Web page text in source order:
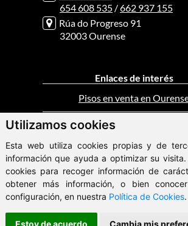
Utilizamos cookies
Esta web utiliza cookies propias y de
información que ayuda a optimizar su
cookies para recoger información de
obtener más información, o bien
configuración, en nuestra Política de Cookies.
Estoy de acuerdo Cambia mis
654 608 535 /662 937 155
Rúa do Progreso 91
32003 Ourense
Enlaces de interés
Pisos en venta en
Casas en venta en Ourense
Pisos en alquiler en
ClickViviendas
© 2026 - Inmobiliaria